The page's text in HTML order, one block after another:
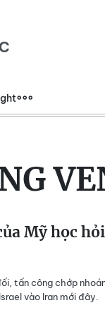
Mỹ học
tấn công chớp
vào Iran mới đây.